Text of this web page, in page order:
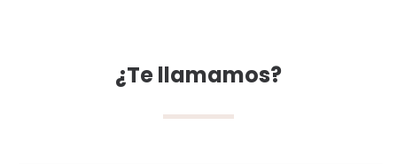
¿Te llamamos?